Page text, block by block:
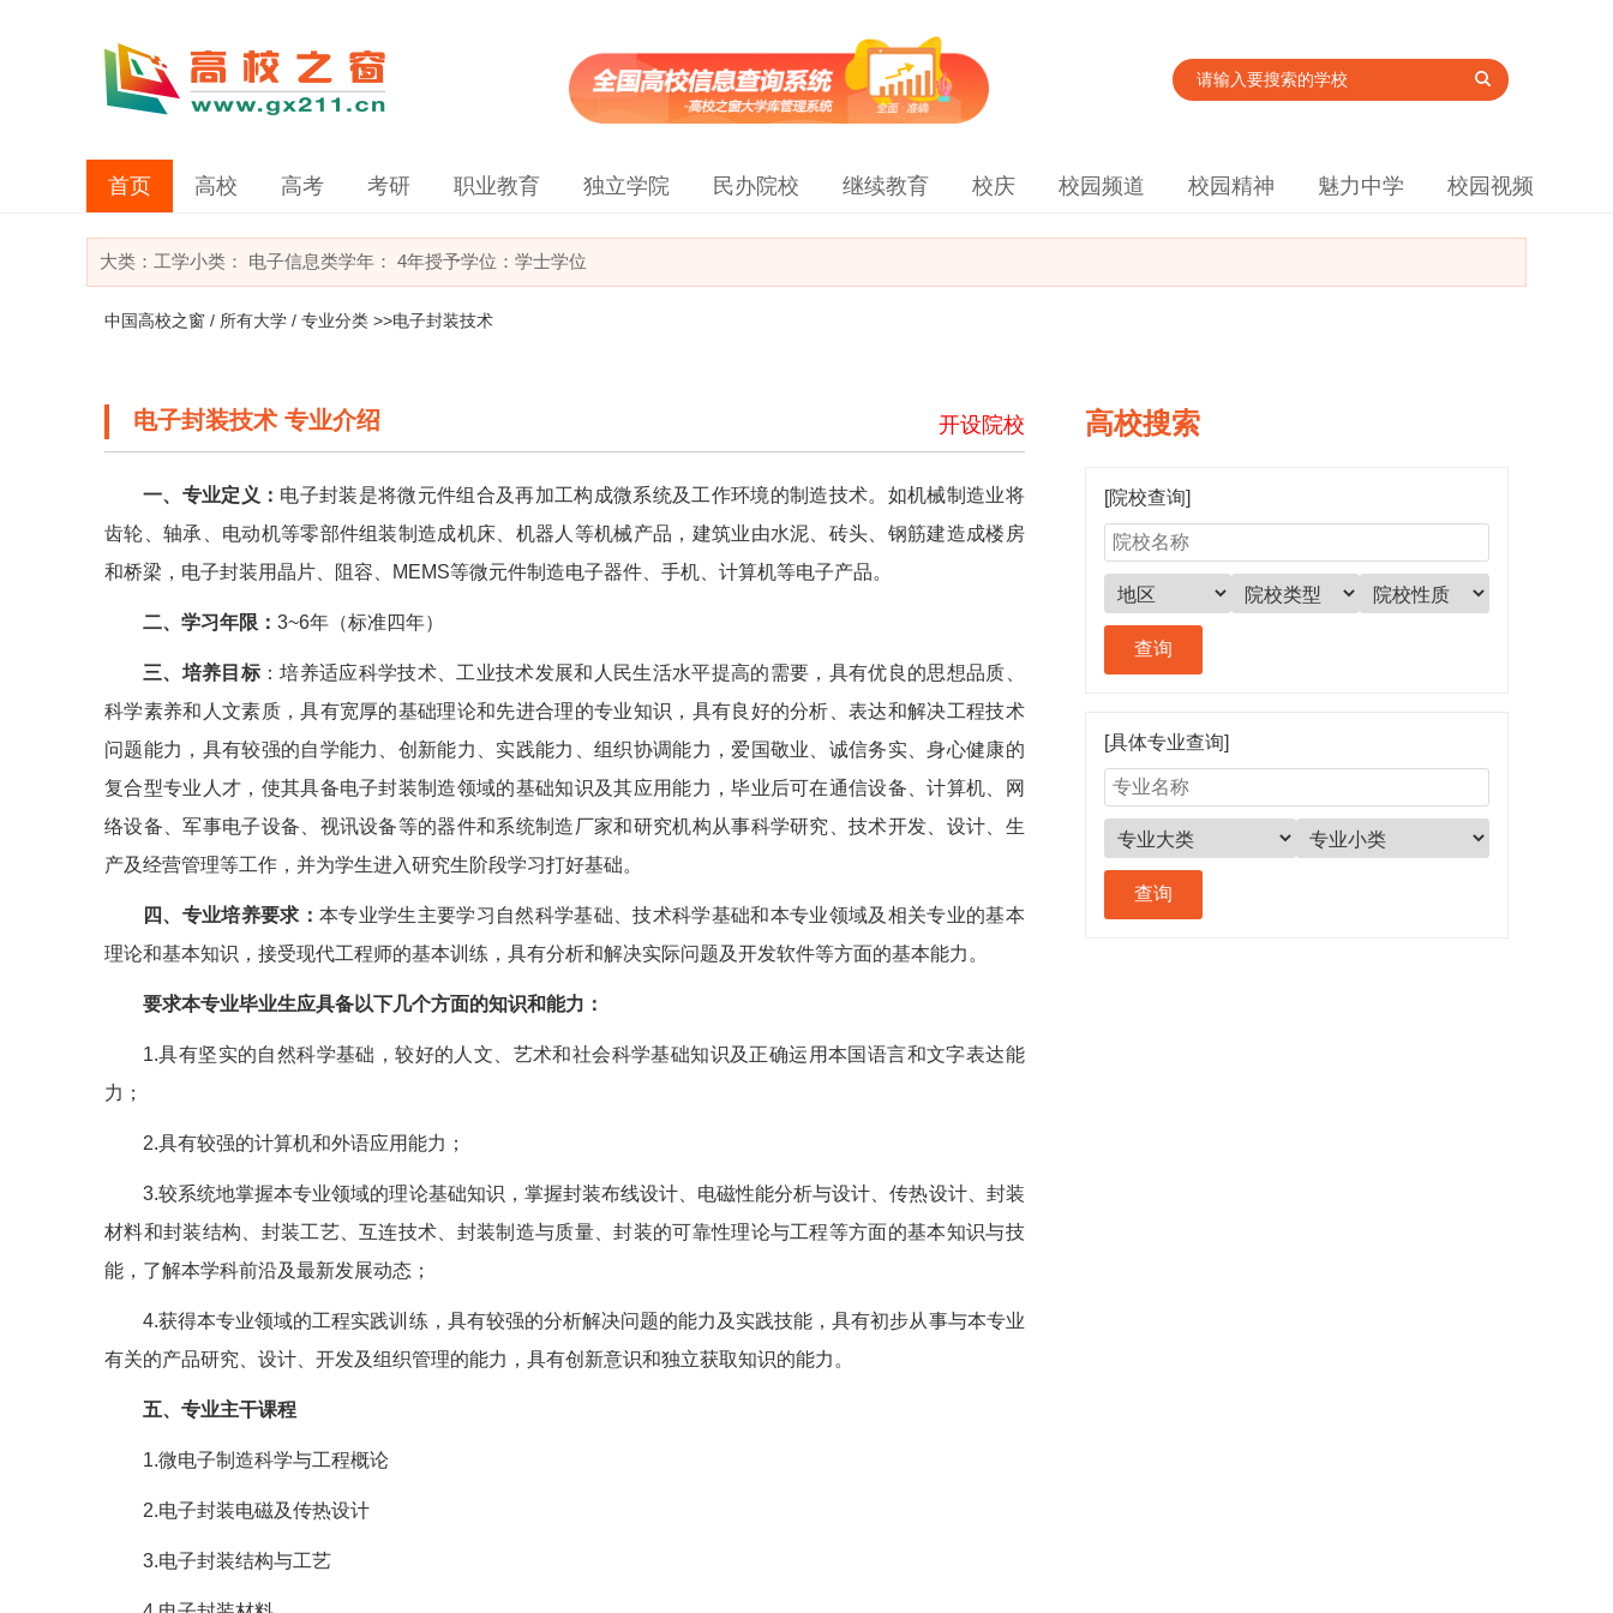
首页 高校 高考 考研 职业教育 独立学院 民办院校 继续教育 校庆 校园频道 校园精神 魅力中学 校园视频
大类： 工学小类： 电子信息类学年： 4年授予学位：学士学位
中国高校之窗 / 所有大学 / 专业分类 >>电子封装技术
电子封装技术 专业介绍 开设院校
一、专业定义： 电子封装是将微元件组合及再加工构成微系统及工作环境的制造技术。如机械制造业将
齿轮、轴承、电动机等零部件组装制造成机床、机器人等机械产品，建筑业由水泥、砖头、钢筋建造成楼房
和桥梁，电子封装用晶片、阻容、MEMS等微元件制造电子器件、手机、计算机等电子产品。
二、学习年限： 3~6年（标准四年）
三、培养目标：培养适应科学技术、工业技术发展和人民生活水平提高的需要，具有优良的思想品质、
科学素养和人文素质，具有宽厚的基础理论和先进合理的专业知识，具有良好的分析、表达和解决工程技术
问题能力，具有较强的自学能力、创新能力、实践能力、组织协调能力，爱国敬业、诚信务实、身心健康的
复合型专业人才，使其具备电子封装制造领域的基础知识及其应用能力，毕业后可在通信设备、计算机、网
络设备、军事电子设备、视讯设备等的器件和系统制造厂家和研究机构从事科学研究、技术开发、设计、生
产及经营管理等工作，并为学生进入研究生阶段学习打好基础。
四、专业培养要求： 本专业学生主要学习自然科学基础、技术科学基础和本专业领域及相关专业的基本
理论和基本知识，接受现代工程师的基本训练，具有分析和解决实际问题及开发软件等方面的基本能力。
要求本专业毕业生应具备以下几个方面的知识和能力：
1.具有坚实的自然科学基础，较好的人文、艺术和社会科学基础知识及正确运用本国语言和文字表达能
力；
2.具有较强的计算机和外语应用能力；
3.较系统地掌握本专业领域的理论基础知识，掌握封装布线设计、电磁性能分析与设计、传热设计、封装
材料和封装结构、封装工艺、互连技术、封装制造与质量、封装的可靠性理论与工程等方面的基本知识与技
能，了解本学科前沿及最新发展动态；
4.获得本专业领域的工程实践训练，具有较强的分析解决问题的能力及实践技能，具有初步从事与本专业
有关的产品研究、设计、开发及组织管理的能力，具有创新意识和独立获取知识的能力。
五、专业主干课程
1.微电子制造科学与工程概论
2.电子封装电磁及传热设计
3.电子封装结构与工艺
高校搜索
[院校查询]
[具体专业查询]